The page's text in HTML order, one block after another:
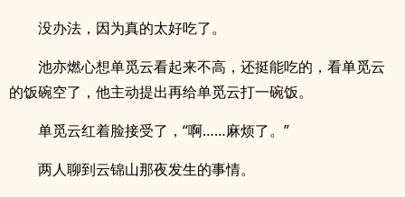
没办法，因为真的太好吃了。
池亦燃心想单觅云看起来不高，还挺能吃的，看单觅云
的饭碗空了，他主动提出再给单觅云打一碗饭。
单觅云红着脸接受了，“啊……麻烦了。”
两人聊到云锦山那夜发生的事情。